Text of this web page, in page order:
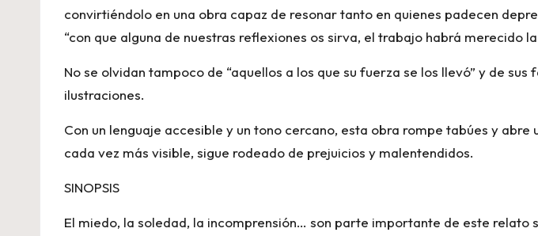
convirtiéndolo en una obra capaz de resonar tanto en quienes padecen
“con que alguna de nuestras reflexiones os sirva, el trabajo habrá merecido
No se olvidan tampoco de “aquellos a los que su fuerza se los llevó” y de
ilustraciones.
Con un lenguaje accesible y un tono cercano, esta obra rompe tabúes y
cada vez más visible, sigue rodeado de prejuicios y malentendidos.
SINOPSIS
El miedo, la soledad, la incomprensión… son parte importante de este